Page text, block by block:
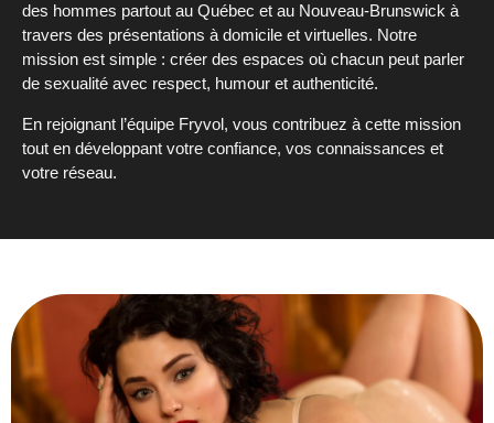
des hommes partout au Québec et au Nouveau-Brunswick à
travers des présentations à domicile et virtuelles. Notre
mission est simple : créer des espaces où chacun peut parler
de sexualité avec respect, humour et authenticité.
En rejoignant l’équipe Fryvol, vous contribuez à cette mission
tout en développant votre confiance, vos connaissances et
votre réseau.